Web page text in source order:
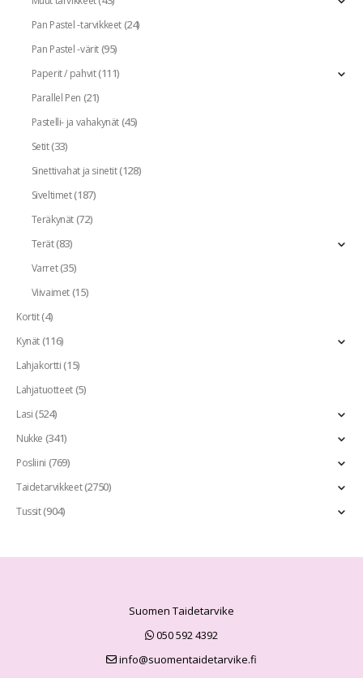
Pan Pastel -tarvikkeet(24)
Pan Pastel -värit(95)
Paperit / pahvit(111)
Parallel Pen (21)
Pastelli- ja vahakynät(45)
Setit(33)
Sinettivahat ja sinetit(128)
Siveltimet(187)
Teräkynät(72)
Terät(83)
Varret(35)
Viivaimet(15)
Kortit(4)
Kynät(116)
Lahjakortti(15)
Lahjatuotteet(5)
Lasi(524)
Nukke (341)
Posliini (769)
Taidetarvikkeet(2750)
Tussit(904)
Suomen Taidetarvike
050 592 4392
info@suomentaidetarvike.fi